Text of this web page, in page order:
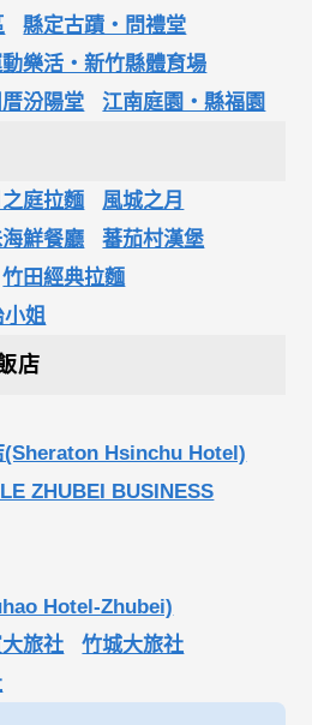
縣定古蹟‧問禮堂
樂活‧新竹縣體育場
汾陽堂 江南庭園‧縣福園
庭拉麵
風城之月
鮮餐廳
蕃茄村漢堡
竹田經典拉麵
姐
店
(Sheraton Hsinchu Hotel)
ZHUBEI BUSINESS
Hotel-Zhubei)
旅社
竹城大旅社